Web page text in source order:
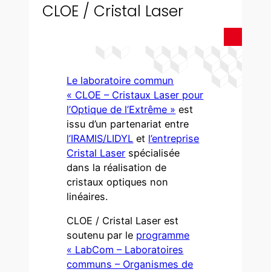
CLOE / Cristal Laser
Le laboratoire commun
« CLOE – Cristaux Laser pour
l’Optique de l’Extrême » est
issu d’un partenariat entre
l’IRAMIS/LIDYL et l’entreprise
Cristal Laser spécialisée
dans la réalisation de
cristaux optiques non
linéaires.
CLOE / Cristal Laser est
soutenu par le programme
« LabCom – Laboratoires
communs – Organismes de